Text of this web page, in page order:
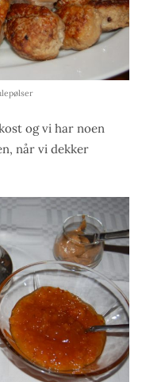
og vi har noen
når vi dekker